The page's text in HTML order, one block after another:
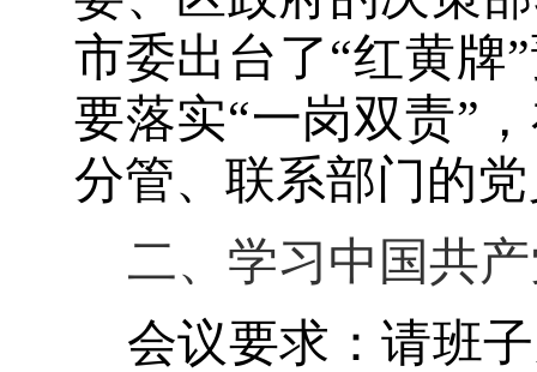
市委出台了“红黄牌
要落实“一岗双责”
分管、联系部门的
二、学习中国共
会议要求：请班